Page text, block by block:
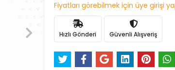
Fiyatları görebilmek için üye girişi
Hızlı Gönderi Güvenli Alışveriş